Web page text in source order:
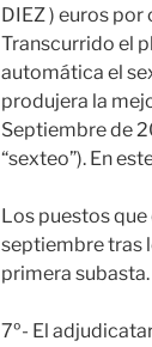
DIEZ ) euros
Transcurrido el
automática el
produjera la
Septiembre de
“sexteo”). En
Los puestos
septiembre tras
primera subasta.
7º- El